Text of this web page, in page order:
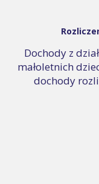
Dochody z
małoletnich
dochody